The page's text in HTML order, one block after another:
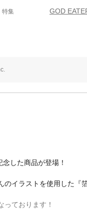
特集 GOD
した商品が登場！
イラストを使用した『
ております！